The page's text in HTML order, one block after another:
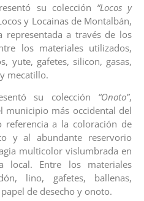
su colección “Locos y
y Locainas de Montalbán,
representada a través de los
los materiales utilizados,
yute, gafetes, silicon, gasas,
mecatillo.
su colección “Onoto”,
municipio más occidental del
referencia a la coloración de
y al abundante reservorio
multicolor vislumbrada en
local. Entre los materiales
lino, gafetes, ballenas,
de desecho y onoto.